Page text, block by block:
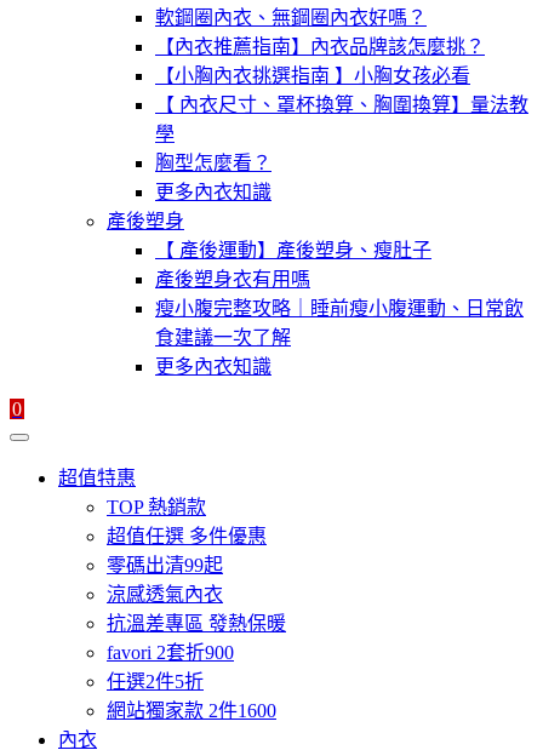
軟鋼圈內衣、無鋼圈內衣好嗎？
【內衣推薦指南】內衣品牌該怎麼挑？
【小胸內衣挑選指南 】小胸女孩必看
【 內衣尺寸、罩杯換算、胸圍換算】量法教
學
胸型怎麼看？
更多內衣知識
產後塑身
【 產後運動】產後塑身、瘦肚子
產後塑身衣有用嗎
瘦小腹完整攻略｜睡前瘦小腹運動、日常飲
食建議一次了解
更多內衣知識
0
超值特惠
TOP 熱銷款
超值任選 多件優惠
零碼出清99起
涼感透氣內衣
抗溫差專區 發熱保暖
favori 2套折900
任選2件5折
網站獨家款 2件1600
內衣